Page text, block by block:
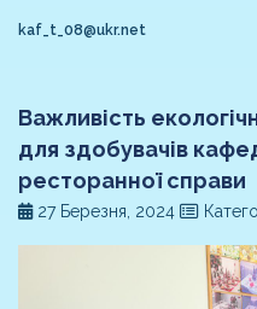
kaf_t_08@ukr.net
Важливість
для здобувачів
ресторанної справи
27 Березня, 2024